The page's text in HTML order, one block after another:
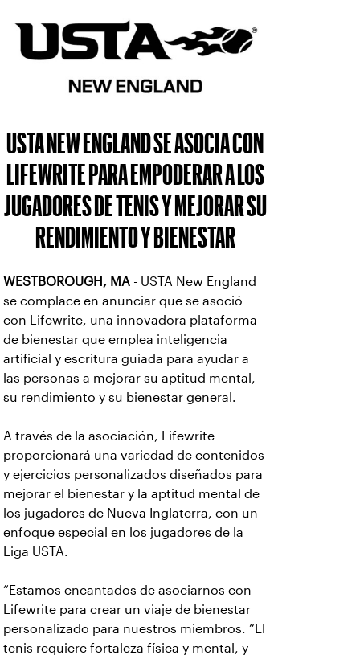
USTA NEW ENGLAND SE ASOCIA CON
LIFEWRITE PARA EMPODERAR A LOS
JUGADORES DE TENIS Y MEJORAR SU
RENDIMIENTO Y BIENESTAR
WESTBOROUGH, MA - USTA New England
se complace en anunciar que se asoció
con Lifewrite, una innovadora plataforma
de bienestar que emplea inteligencia
artificial y escritura guiada para ayudar a
las personas a mejorar su aptitud mental,
su rendimiento y su bienestar general.
A través de la asociación, Lifewrite
proporcionará una variedad de contenidos
y ejercicios personalizados diseñados para
mejorar el bienestar y la aptitud mental de
los jugadores de Nueva Inglaterra, con un
enfoque especial en los jugadores de la
Liga USTA.
“Estamos encantados de asociarnos con
Lifewrite para crear un viaje de bienestar
personalizado para nuestros miembros. “El
tenis requiere fortaleza física y mental, y